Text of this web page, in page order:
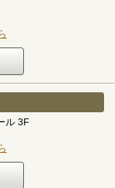
ル 3F